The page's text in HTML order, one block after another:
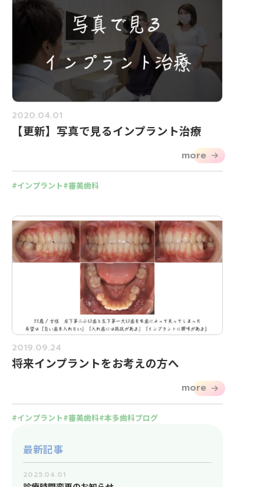
2020.04.01
【更新】写真で見るインプラント治療
more
インプラント 審美歯科
2019.09.24
将来インプラントをお考えの方へ
more
インプラント 審美歯科 本多歯科ブログ
最新記事
2025.04.01